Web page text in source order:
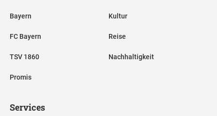
Bayern
FC Bayern
TSV 1860
Promis
Kultur
Reise
Nachhaltigkeit
Services